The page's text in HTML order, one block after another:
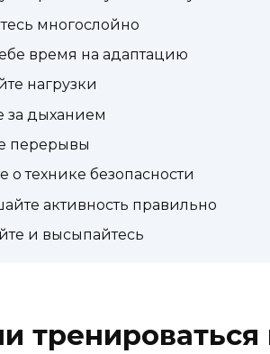
многослойно
время на адаптацию
нагрузки
за дыханием
перерывы
о технике безопасности
активность правильно
и высыпайтесь
тренироваться